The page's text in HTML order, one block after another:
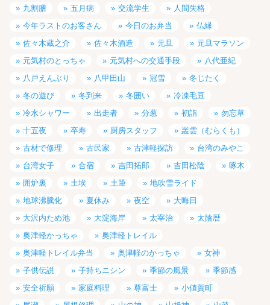
九割膳
五月病 交流学生
人間失格
今年ラストのお客さん
今日のお弁当
仏縁
佐々木蔵之介
佐々木酒造 元旦
元旦マラソン
元気村のとっちゃ
元気村への交通手段
八代亜紀
八戸えんぶり
八甲田山 冠雪
冬じたく
冬の遊び
冬到来 冬囲い
冷凍毛豆
冷水シャワー
出走者 分葱 初詣
勿忘草
十五夜
卒寿 厨房スタッフ
叢雲（むらくも）
古材で修理
古民家 古津軽探訪
台湾のみやこ
台湾女子
合宿 吉田拓郎 吉田松陰
啄木
囲炉裏
土埃 土筆
地吹雪ライド
地球沸騰化
夏休み 夜空
大晦日
大沢内ため池
大淀海岸 太宰治
太陰暦
奥津軽かっちゃ
奥津軽トレイル
奥津軽トレイル弁当
奥津軽のかっちゃ
女神
子供伝説
子持ちニシン 季節の風景
季節感
安全祈願
家庭料理 尊富士
小値賀町